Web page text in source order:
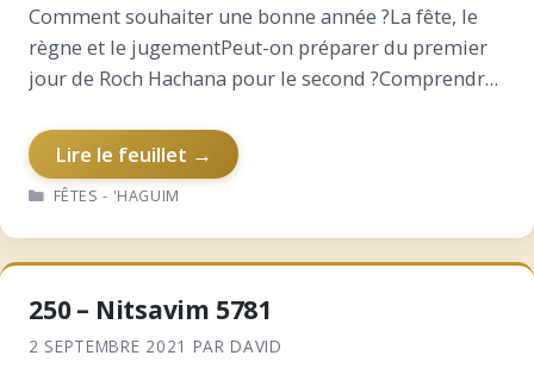
Comment souhaiter une bonne année ?La fête, le
règne et le jugementPeut-on préparer du premier
jour de Roch Hachana pour le second ?Comprendre
atteindre…
Lire le feuillet →
CATÉGORIES
FÊTES - 'HAGUIM
250 – Nitsavim 5781
2 SEPTEMBRE 2021 PAR DAVID